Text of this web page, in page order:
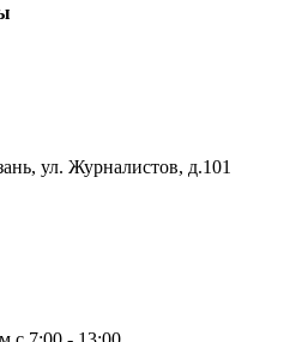
ул. Журналистов, д.101